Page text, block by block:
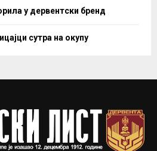
у дервентски бренд
сутра на окупу